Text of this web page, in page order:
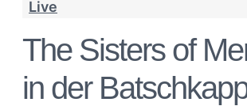
Live
The Sisters of
in der